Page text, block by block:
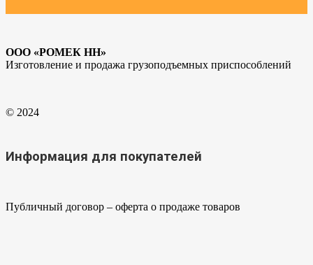
ООО «РОМЕК НН»
Изготовление и продажа грузоподъемных приспособлений
© 2024
Информация для покупателей
Публичный договор – оферта о продаже товаров